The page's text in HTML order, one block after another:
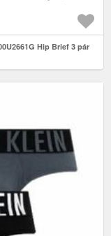
Hip Brief 3 pár